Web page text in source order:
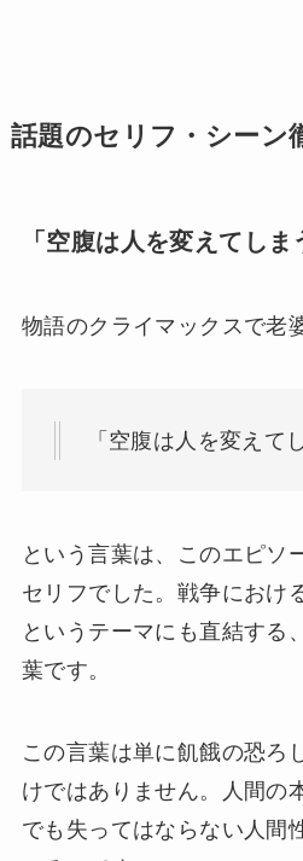
話題のセリフ・シーン
「空腹は人を変えてし
物語のクライマックスで老
「空腹は人を変えて
という言葉は、このエピソ
セリフでした。戦争におけ
というテーマにも直結する
葉です。
この言葉は単に飢餓の恐ろ
けではありません。人間の
でも失ってはならない人間